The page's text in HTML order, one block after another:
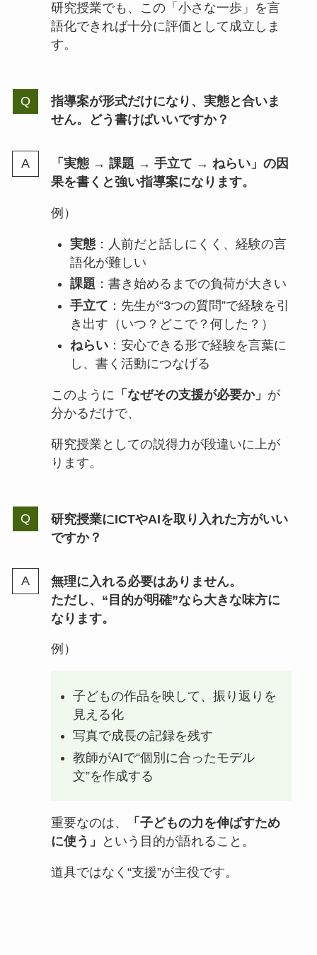
研究授業でも、この「小さな一歩」を言
語化できれば十分に評価として成立しま
す。
指導案が形式だけになり、実態と合いま
せん。どう書けばいいですか？
「実態 → 課題 → 手立て → ねらい」の因
果を書くと強い指導案になります。
例）
実態：人前だと話しにくく、経験の言
語化が難しい
課題 ：書き始めるまでの負荷が大きい
手立て ：先生が“3つの質問”で経験を引
き出す（いつ？どこで？何した？）
ねらい：安心できる形で経験を言葉に
し、書く活動につなげる
このように 「なぜその支援が必要か」 が
分かるだけで、
研究授業としての説得力が段違いに上が
ります。
研究授業にICTやAIを取り入れた方がいい
ですか？
無理に入れる必要はありません。
ただし、“目的が明確”なら大きな味方に
なります。
例）
子どもの作品を映して、振り返りを
見える化
写真で成長の記録を残す
教師がAIで“個別に合ったモデル
文”を作成する
重要なのは、
「子どもの力を伸ばすため
に使う」
という目的が語れること。
道具ではなく“支援”が主役です。